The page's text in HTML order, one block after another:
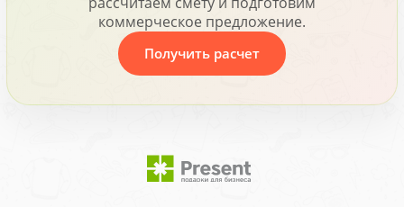
коммерческое предложение.
Получить расчет